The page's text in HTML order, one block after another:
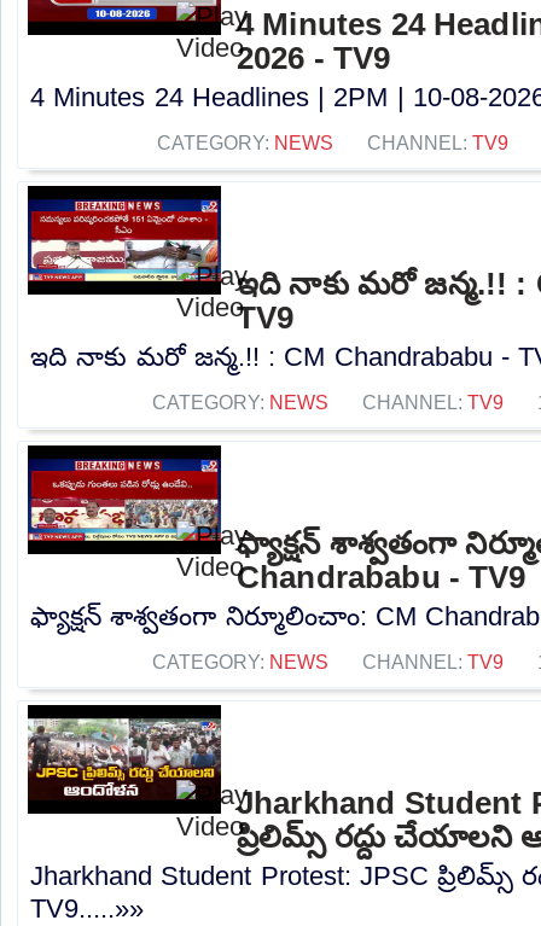
4 Minutes 24
2026 - TV9
4 Minutes 24 Headlines | 2PM | 10-08-
CATEGORY: NEWS CHANNEL: TV9
ఇది నాకు మరో జన్మ.!! :
TV9
ఇది నాకు మరో జన్మ.!! : CM Chandrababu -
CATEGORY: NEWS CHANNEL: TV9
ఫ్యాక్షన్ శాశ్వతంగా
Chandrababu - TV9
ఫ్యాక్షన్ శాశ్వతంగా నిర్మూలించాం: CM
CATEGORY: NEWS CHANNEL: TV9
Jharkhand Student
ప్రిలిమ్స్‌ రద్దు చేయాలని
Jharkhand Student Protest: JPSC
TV9.....»»